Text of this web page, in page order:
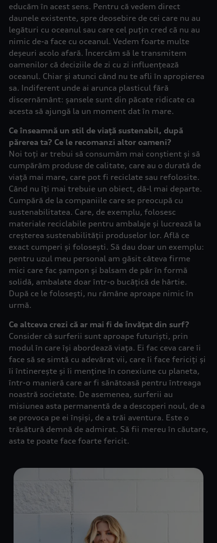
educăm în acest sens. Pentru că vedem direct
daunele existente, spre deosebire de cei care nu au
legături cu oceanul sau care cel puțin cred că nu au
nimic de-a face cu oceanul. Vedem foarte multe
deșeuri acolo afară. Încercăm să le transmitem
oamenilor că deciziile de zi cu zi influențează
oceanul. Chiar și atunci când nu te afli în apropierea
sa. Indiferent unde ai arunca plasticul fără
discernământ: șansele sunt din păcate ridicate ca
acesta să ajungă la un moment dat în mare.
Ce înseamnă un stil de viață sustenabil, după
părerea ta? Ce le recomanzi altor oameni?
Noi toți ar trebui să consumăm mai conștient și să
cumpărăm produse de calitate, care au o durată de
viață mai mare, care pot fi reciclate sau refolosite.
Când nu îți mai trebuie un obiect, dă-l mai departe.
Cumpără de la companiile care se preocupă cu
sustenabilitatea. Care, de exemplu, folosesc
materiale reciclabile pentru ambalaje și lucrează la
creșterea sustenabilității produselor lor. Află ce
exact cumperi și folosești. Să dau doar un exemplu:
pentru uzul meu personal am găsit câteva firme
mici care fac șampon și balsam de păr în formă
solidă, ambalate doar într-o bucățică de hârtie.
După ce le folosești, nu rămâne aproape nimic în
urmă.
Ce altceva crezi că ar mai fi de învățat din surf?
Consider că surferii sunt aproape futuriști, prin
modul în care își abordează viața. Ei fac ceva care îi
face să se simtă cu adevărat vii, care îi face fericiți și
îi întinerește și îi menține în conexiune cu planeta,
într-o manieră care ar fi sănătoasă pentru întreaga
noastră societate. De asemenea, surferii au
misiunea asta permanentă de a descoperi noul, de a
se provoca pe ei înșiși, de a trăi aventura. Este o
trăsătură demnă de admirat. Să fii mereu în căutare,
asta te poate face foarte fericit.